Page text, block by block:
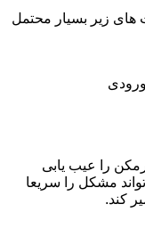
زیر بسیار محتمل
را عیب یابی
مشکل را سریعا
کند.